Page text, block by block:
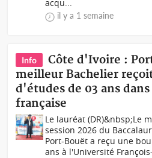
acqu...
il y a 1 semaine
Info
Côte d'Ivoire :
meilleur Bachelier
d'études de 03 ans
française
Le lauréat (DR)&nbsp;Le
session 2026 du
Port-Bouët a reçu une
ans à l'Université